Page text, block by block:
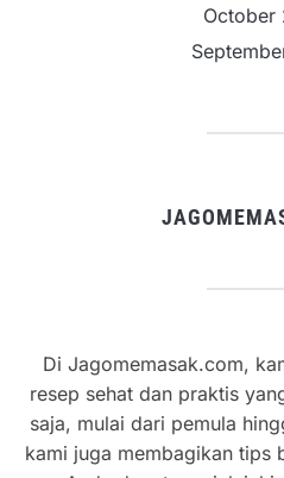
October
Di Jagomemasak.com,
resep sehat dan praktis
saja, mulai dari pemula
kami juga membagikan tips